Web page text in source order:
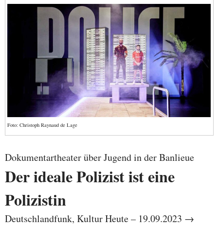
Foto: Christoph Raynaud de Lage
Dokumentartheater über Jugend in der Banlieue
Der ideale Polizist ist eine
Polizistin
Deutschlandfunk, Kultur Heute – 19.09.2023 →